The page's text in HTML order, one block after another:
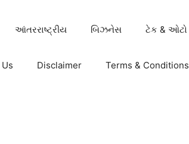
આંતરરાષ્ટ્રીય બિઝનેસ ટેક & ઓટો
Disclaimer Terms & Conditions